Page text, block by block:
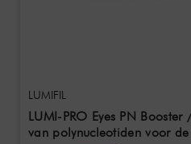
LUMIFIL
LUMI-PRO Eyes PN
van polynucleotiden voor